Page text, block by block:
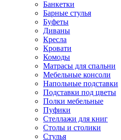
Банкетки
Барные стулья
Буфеты
Диваны
Кресла
Кровати
Комоды
Матрасы для спальни
Мебельные консоли
Напольные подставки
Подставки под цветы
Полки мебельные
Пуфики
Стеллажи для книг
Столы и столики
Стулья